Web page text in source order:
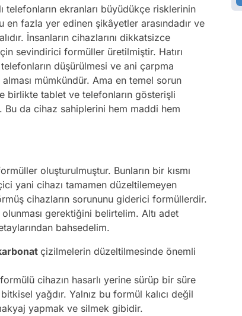
telefonların ekranları büyüdükçe risklerinin
en fazla yer edinen şikâyetler arasındadır ve
İnsanların cihazlarını dikkatsizce
sevindirici formüller üretilmiştir. Hatırı
düşürülmesi ve ani çarpma
mümkündür. Ama en temel sorun
birlikte tablet ve telefonların gösterişli
Bu da cihaz sahiplerini hem maddi hem
oluşturulmuştur. Bunların bir kısmı
yani cihazı tamamen düzeltilemeyen
cihazların sorununu giderici formüllerdir.
gerektiğini belirtelim. Altı adet
bahsedelim.
çizilmelerin düzeltilmesinde önemli
formülü cihazın hasarlı yerine sürüp bir süre
yağdır. Yalnız bu formül kalıcı değil
yapmak ve silmek gibidir.